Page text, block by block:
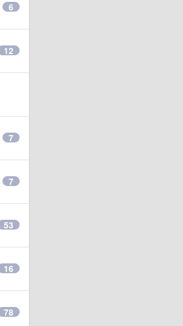
6
12
7
7
53
16
78